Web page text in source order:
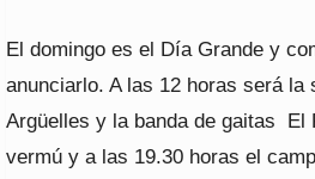
El domingo es el Día Grande y
anunciarlo. A las 12 horas será la
Argüelles y la banda de gaitas El
vermú y a las 19.30 horas el